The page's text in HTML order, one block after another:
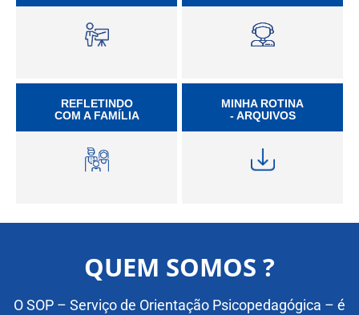
REFLETINDO
COM A FAMÍLIA
MINHA ROTINA
- ARQUIVOS
QUEM SOMOS ?
O SOP – Serviço de Orientação Psicopedagógica – é